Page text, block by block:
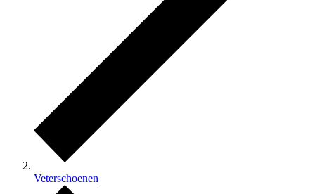
Veterschoenen